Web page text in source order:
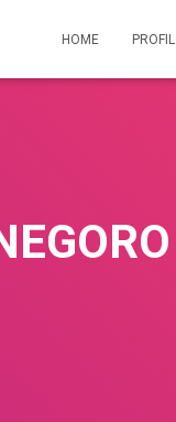
HOME PROFIL